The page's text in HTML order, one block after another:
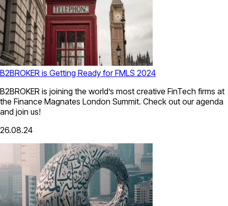
B2BROKER is Getting Ready for FMLS 2024
B2BROKER is joining the world’s most creative FinTech firms at
the Finance Magnates London Summit. Check out our agenda
and join us!
26.08.24